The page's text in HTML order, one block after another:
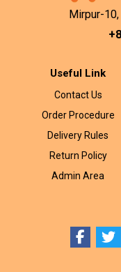
Mirpur-
Useful Link
Contact Us
Order Procedure
Delivery Rules
Return Policy
Admin Area